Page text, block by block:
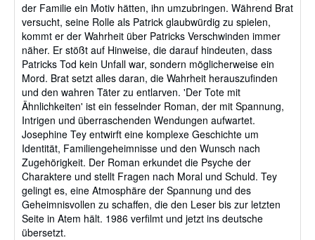
der Familie ein Motiv hätten, ihn umzubringen. Während Brat
versucht, seine Rolle als Patrick glaubwürdig zu spielen,
kommt er der Wahrheit über Patricks Verschwinden immer
näher. Er stößt auf Hinweise, die darauf hindeuten, dass
Patricks Tod kein Unfall war, sondern möglicherweise ein
Mord. Brat setzt alles daran, die Wahrheit herauszufinden
und den wahren Täter zu entlarven. 'Der Tote mit
Ähnlichkeiten' ist ein fesselnder Roman, der mit Spannung,
Intrigen und überraschenden Wendungen aufwartet.
Josephine Tey entwirft eine komplexe Geschichte um
Identität, Familiengeheimnisse und den Wunsch nach
Zugehörigkeit. Der Roman erkundet die Psyche der
Charaktere und stellt Fragen nach Moral und Schuld. Tey
gelingt es, eine Atmosphäre der Spannung und des
Geheimnisvollen zu schaffen, die den Leser bis zur letzten
Seite in Atem hält. 1986 verfilmt und jetzt ins deutsche
übersetzt.